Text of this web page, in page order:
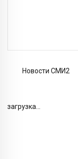
Новости СМИ2
загрузка...